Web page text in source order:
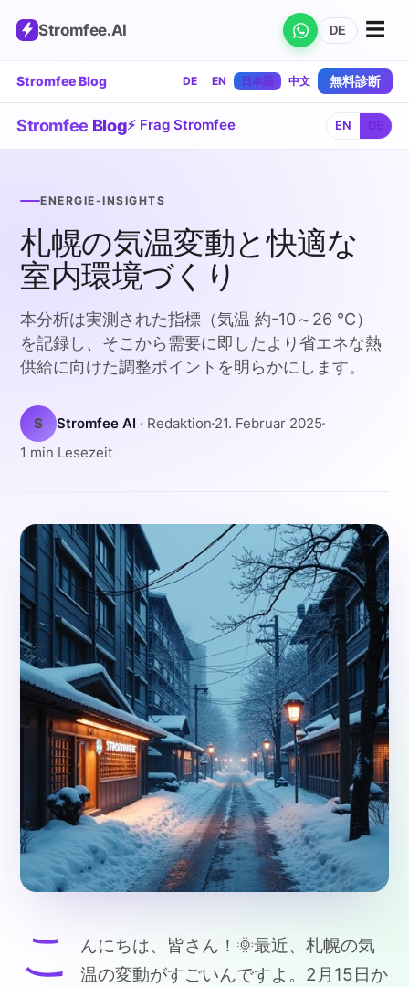
Stromfee.AI DE ☰
Stromfee Blog DE EN 日本語 中文 無料診断
Stromfee Blog⚡ Frag Stromfee EN
ENERGIE-INSIGHTS
札幌の気温変動と快適な
室内環境づくり
本分析は実測された指標（気温 約-10～26 °C）
を記録し、そこから需要に即したより省エネな熱
供給に向けた調整ポイントを明らかにします。
S Stromfee AI · Redaktion 21. Februar 2025
1 min Lesezeit
こ
んにちは、皆さん！🌞最近、札幌の気
温の変動がすごいんですよ。2月15日か